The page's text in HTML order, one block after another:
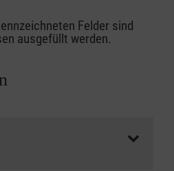
/ Unfallkasse
spätestens zu
der vollen Kursgebühr
Formulare für die
Felder sind
ausgefüllt werden.